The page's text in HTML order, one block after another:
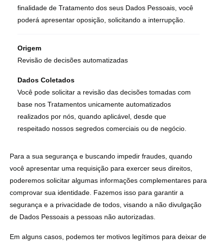
finalidade de Tratamento dos seus Dados Pessoais, você
poderá apresentar oposição, solicitando a interrupção.
Origem
Revisão de decisões automatizadas
Dados Coletados
Você pode solicitar a revisão das decisões tomadas com
base nos Tratamentos unicamente automatizados
realizados por nós, quando aplicável, desde que
respeitado nossos segredos comerciais ou de negócio.
Para a sua segurança e buscando impedir fraudes, quando
você apresentar uma requisição para exercer seus direitos,
poderemos solicitar algumas informações complementares para
comprovar sua identidade. Fazemos isso para garantir a
segurança e a privacidade de todos, visando a não divulgação
de Dados Pessoais a pessoas não autorizadas.
Em alguns casos, podemos ter motivos legítimos para deixar de